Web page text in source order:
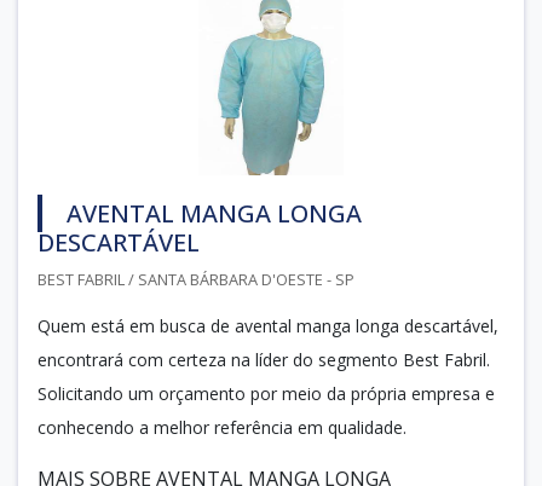
AVENTAL MANGA LONGA
DESCARTÁVEL
BEST FABRIL / SANTA BÁRBARA D'OESTE - SP
Quem está em busca de avental manga longa descartável,
encontrará com certeza na líder do segmento Best Fabril.
Solicitando um orçamento por meio da própria empresa e
conhecendo a melhor referência em qualidade.
MAIS SOBRE AVENTAL MANGA LONGA